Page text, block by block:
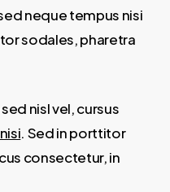
neque tempus nisi
sodales, pharetra
nisl vel, cursus
. Sed in porttitor
consectetur, in